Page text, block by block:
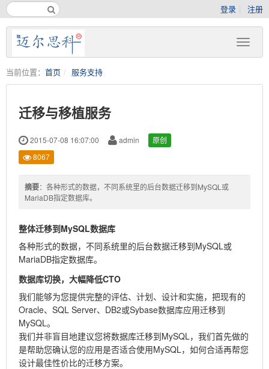
登录 注册
当前位置： 首页 服务支持
迁移与移植服务
2015-07-08 16:07:00 admin
原创
8067
摘要：各种形式的数据，不同系统里的后台数据迁移到MySQL或
MariaDB指定数据库。
整体迁移到MySQL数据库
各种形式的数据，不同系统里的后台数据迁移到MySQL或
MariaDB指定数据库。
数据库切换，大幅降低CTO
我们能够为您提供完整的评估、计划、设计和实施，把现有的
Oracle、SQL Server、DB2或Sybase数据库应用迁移到
MySQL。
我们并非盲目地建议您将数据库迁移到MySQL，我们首先做的
是帮助您确认您的应用是否适合使用MySQL，如何合适再帮您
设计最佳性价比的迁移方案。